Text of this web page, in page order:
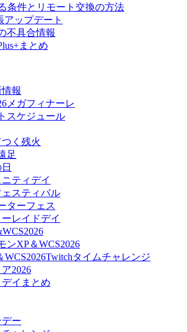
条件とリモート交換の方法
アップデート
不具合情報
まとめ
報
メガフィナーレ
スケジュール
く残火
足
ティデイ
スティバル
ターフェス
レイドデイ
ンXP＆WCS2026
WCS2026Twitchタイムチャレンジ
2026
イまとめ
ー